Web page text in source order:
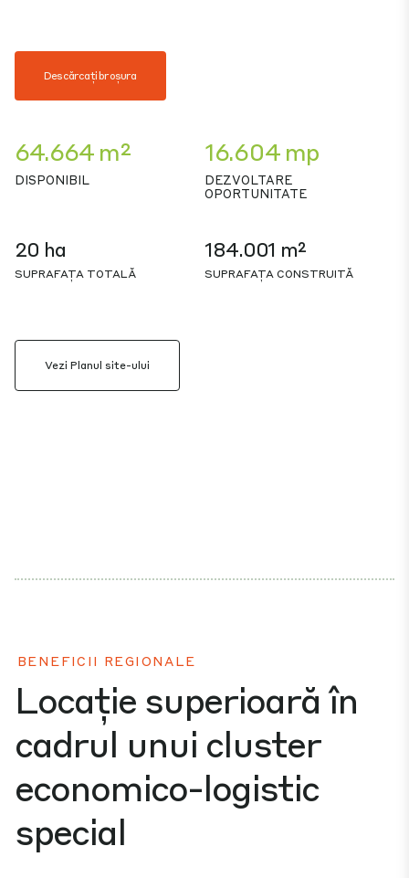
Descărcați broșura
64.664 m²
DISPONIBIL
16.604 mp
DEZVOLTARE
OPORTUNITATE
20 ha
SUPRAFAȚA TOTALĂ
184.001 m²
SUPRAFAȚA CONSTRUITĂ
Vezi Planul site-ului
BENEFICII REGIONALE
Locație superioară în
cadrul unui cluster
economico-logistic
special